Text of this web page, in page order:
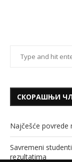
СКОРАШЊИ
Najčešće povrede
Savremeni
rezultatima